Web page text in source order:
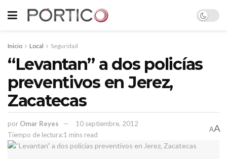
Inicio Local Seguridad
“Levantan” a dos policías
preventivos en Jerez,
Zacatecas
por Omar Reyes
10 septiembre, 2012
Tiempo de lectura:1 mins read
AA